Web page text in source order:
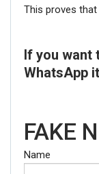
This proves
If you want
WhatsApp
FAKE
Name